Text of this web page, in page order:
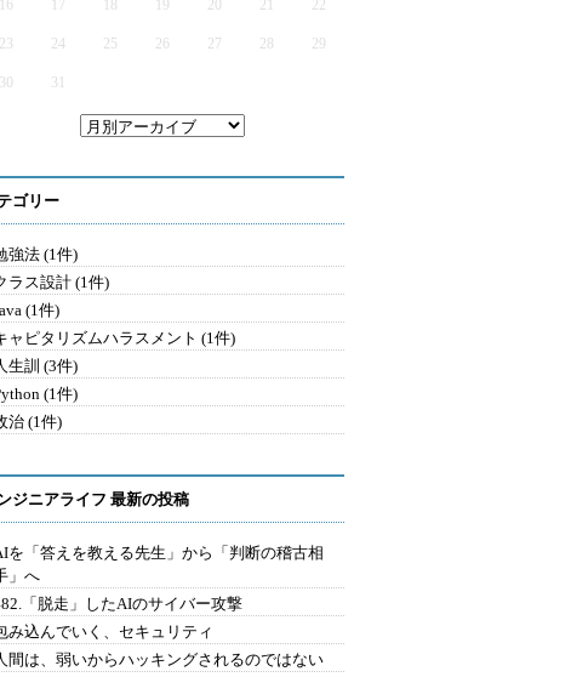
16 17 19 20 21 22
23 24 25 26 27 28 29
30 31
ゴリー
強法 (1件)
ラス設計 (1件)
(1件)
ャピタリズムハラスメント (1件)
生訓 (3件)
(1件)
治 (1件)
ジニアライフ 最新の投稿
を「答えを教える先生」から「判断の稽古相
」へ
「脱走」したAIのサイバー攻撃
み込んでいく、セキュリティ
間は、弱いからハッキングされるのではない